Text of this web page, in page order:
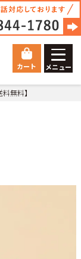
カート メニュー
にちは
無料】